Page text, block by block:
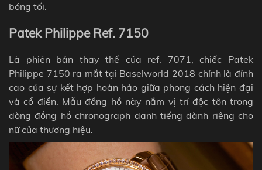
bóng tối.
Patek Philippe Ref. 7150
Là phiên bản thay thế của ref. 7071, chiếc Patek
Philippe 7150 ra mắt tại Baselworld 2018 chính là đỉnh
cao của sự kết hợp hoàn hảo giữa phong cách hiện đại
và cổ điển. Mẫu đồng hồ này nắm vị trí độc tôn trong
dòng đồng hồ chronograph danh tiếng dành riêng cho
nữ của thương hiệu.